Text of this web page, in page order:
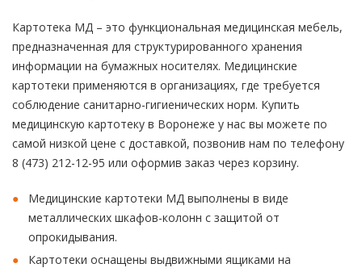
Картотека МД – это функциональная медицинская мебель,
предназначенная для структурированного хранения
информации на бумажных носителях. Медицинские
картотеки применяются в организациях, где требуется
соблюдение санитарно-гигиенических норм. Купить
медицинскую картотеку в Воронеже у нас вы можете по
самой низкой цене с доставкой, позвонив нам по телефону
8 (473) 212-12-95 или оформив заказ через корзину.
Медицинские картотеки МД выполнены в виде
металлических шкафов-колонн с защитой от
опрокидывания.
Картотеки оснащены выдвижными ящиками на